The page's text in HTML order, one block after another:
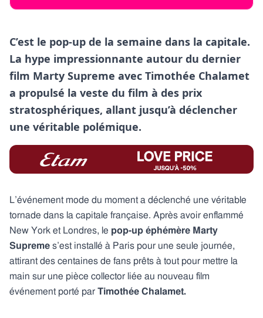
C’est le pop-up de la semaine dans la capitale.
La hype impressionnante autour du dernier
film Marty Supreme avec Timothée Chalamet
a propulsé la veste du film à des prix
stratosphériques, allant jusqu’à déclencher
une véritable polémique.
L’événement mode du moment a déclenché une véritable
tornade dans la capitale française. Après avoir enflammé
New York et Londres, le pop-up éphémère Marty
Supreme s’est installé à Paris pour une seule journée,
attirant des centaines de fans prêts à tout pour mettre la
main sur une pièce collector liée au nouveau film
événement porté par Timothée Chalamet.